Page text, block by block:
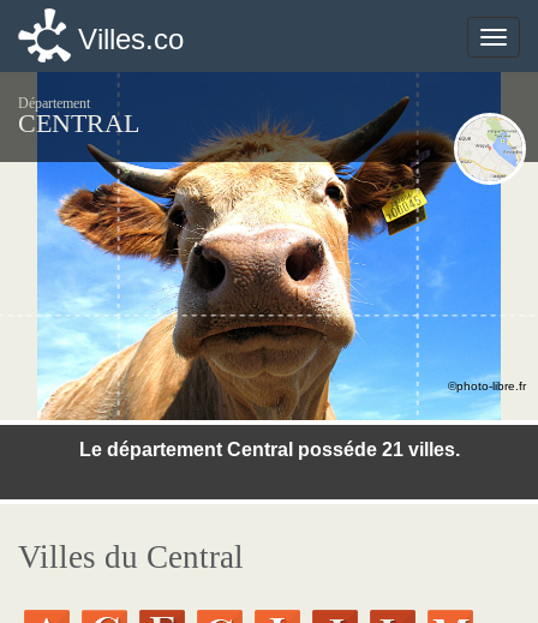
Toggle
Villes.co
Département
CENTRAL
Le département Central posséde 21 villes.
©photo-libre.fr
Villes du Central
Toggle
Villes.co